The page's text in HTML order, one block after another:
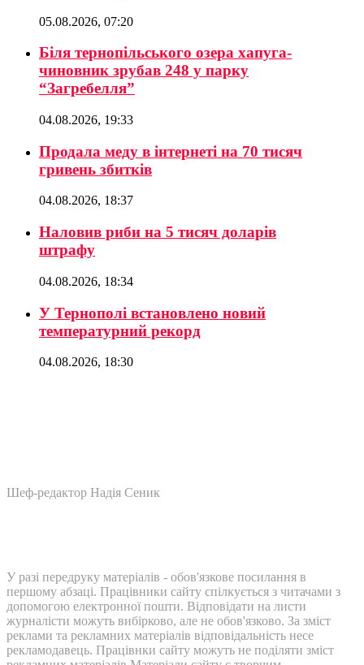
05.08.2026, 07:20
Біля тернопільського озера хапуга-
чиновник зрубав 248 у парку
“Загребелля”
04.08.2026, 19:33
Продала меду в інтернеті на 70 тисяч
гривень збитків
04.08.2026, 18:37
Наловив риби на 5 тисяч доларів
штрафу
04.08.2026, 18:34
У Тернополі встановлено новий
температурний рекорд
04.08.2026, 18:30
Шеф-редактор Надія Сеник
У разі передруку матеріалів - обов'язкове посилання в
першому абзаці. Працівники сайту спілкується з читачами з
допомогою електронної пошти. Відповідати на листи
журналісти можуть вибірково, але не обов'язково. За зміст
реклами та рекламних матеріалів відповідальність несе
рекламодавець. Працівнки сайту можуть не поділяти зміст